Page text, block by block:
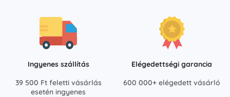
Ingyenes szállítás
39 500 Ft feletti vásárlás
esetén ingyenes
Elégedettségi garancia
600 000+ elégedett vásárló